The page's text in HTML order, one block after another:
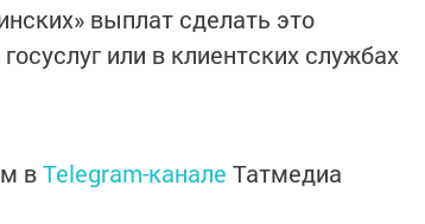
выплат сделать это
или в клиентских службах
вTelegram-канале Татмедиа